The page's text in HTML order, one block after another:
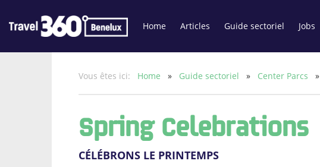
Home Articles Guide sectoriel Jobs
Vous êtes ici: Home » Guide sectoriel » Center Parcs »
Spring Celebrations
CÉLÉBRONS LE PRINTEMPS